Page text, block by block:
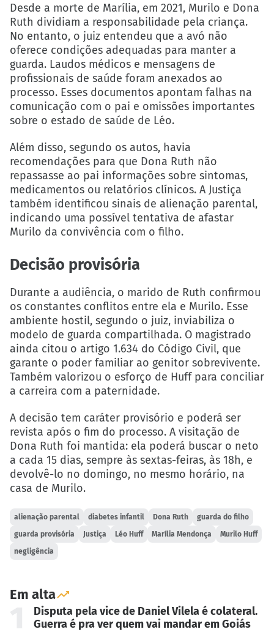
Desde a morte de Marília, em 2021, Murilo e Dona
Ruth dividiam a responsabilidade pela criança.
No entanto, o juiz entendeu que a avó não
oferece condições adequadas para manter a
guarda. Laudos médicos e mensagens de
profissionais de saúde foram anexados ao
processo. Esses documentos apontam falhas na
comunicação com o pai e omissões importantes
sobre o estado de saúde de Léo.
Além disso, segundo os autos, havia
recomendações para que Dona Ruth não
repassasse ao pai informações sobre sintomas,
medicamentos ou relatórios clínicos. A Justiça
também identificou sinais de alienação parental,
indicando uma possível tentativa de afastar
Murilo da convivência com o filho.
Decisão provisória
Durante a audiência, o marido de Ruth confirmou
os constantes conflitos entre ela e Murilo. Esse
ambiente hostil, segundo o juiz, inviabiliza o
modelo de guarda compartilhada. O magistrado
ainda citou o artigo 1.634 do Código Civil, que
garante o poder familiar ao genitor sobrevivente.
Também valorizou o esforço de Huff para conciliar
a carreira com a paternidade.
A decisão tem caráter provisório e poderá ser
revista após o fim do processo. A visitação de
Dona Ruth foi mantida: ela poderá buscar o neto
a cada 15 dias, sempre às sextas-feiras, às 18h, e
devolvê-lo no domingo, no mesmo horário, na
casa de Murilo.
alienação parental diabetes infantil Dona Ruth guarda do filho
guarda provisória Justiça Léo Huff Marília Mendonça Murilo Huff
negligência
Em alta
Disputa pela vice de Daniel Vilela é colateral.
Guerra é pra ver quem vai mandar em Goiás